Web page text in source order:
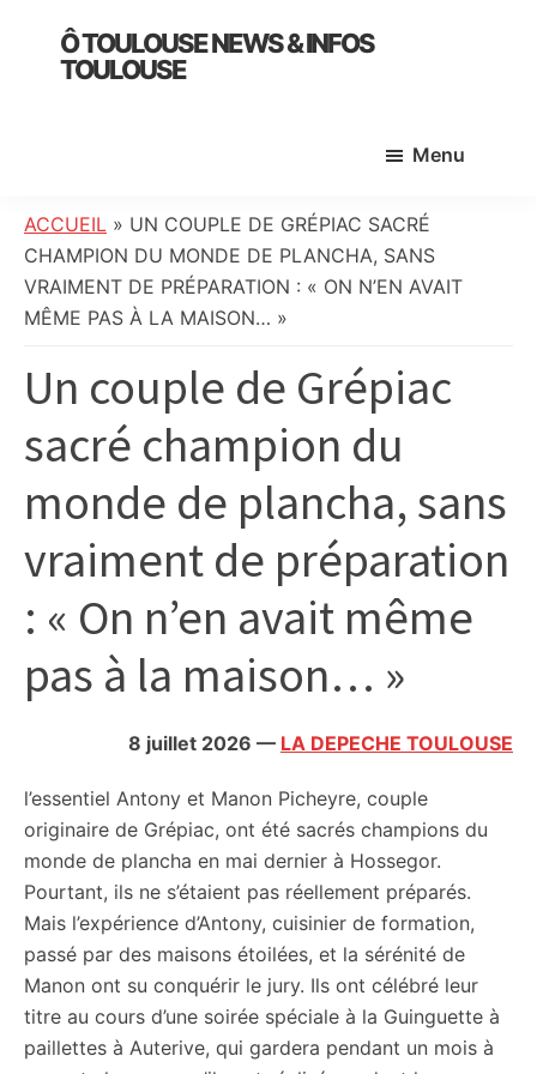
primary
Ô TOULOUSE NEWS & INFOS
TOULOUSE
:
info
locale,
société,
politique,
météo,
faits
et
citoyennes
Menu
ACCUEIL » UN COUPLE DE GRÉPIAC SACRÉ
CHAMPION DU MONDE DE PLANCHA, SANS
VRAIMENT DE PRÉPARATION : « ON N’EN AVAIT
MÊME PAS À LA MAISON… »
Un couple de Grépiac
sacré champion du
monde de plancha, sans
vraiment de préparation
: « On n’en avait même
pas à la maison… »
8 juillet 2026 — LA DEPECHE TOULOUSE
l’essentiel Antony et Manon Picheyre, couple
originaire de Grépiac, ont été sacrés champions du
monde de plancha en mai dernier à Hossegor.
Pourtant, ils ne s’étaient pas réellement préparés.
Mais l’expérience d’Antony, cuisinier de formation,
passé par des maisons étoilées, et la sérénité de
Manon ont su conquérir le jury. Ils ont célébré leur
titre au cours d’une soirée spéciale à la Guinguette à
paillettes à Auterive, qui gardera pendant un mois à